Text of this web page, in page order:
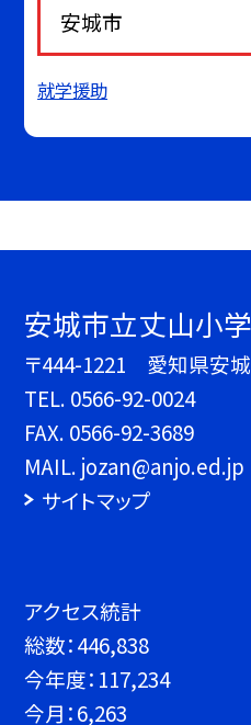
安城市
就学援助
安城市立丈山小
〒444-1221 愛知県安
TEL. 0566-92-0024
FAX. 0566-92-3689
MAIL. jozan@anjo.ed.jp
サイトマップ
アクセス統計
総数：446,838
今年度： 117,234
今月：6,263